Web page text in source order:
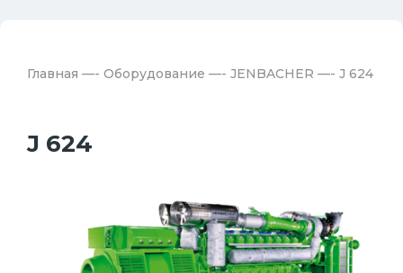
Главная —- Оборудование —- JENBACHER —- J 624
J 624